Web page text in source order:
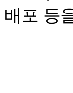
포 등